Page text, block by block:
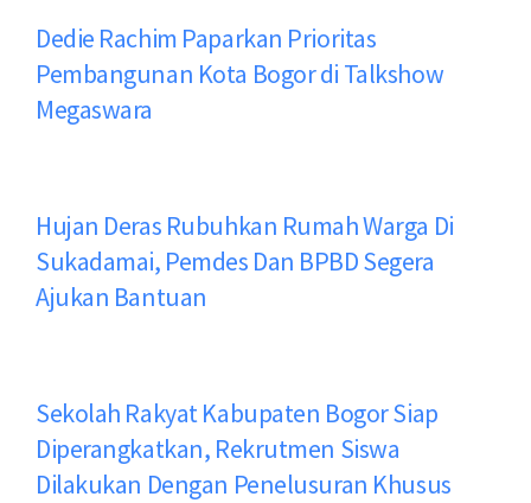
Dedie Rachim Paparkan Prioritas
Pembangunan Kota Bogor di Talkshow
Megaswara
Hujan Deras Rubuhkan Rumah Warga Di
Sukadamai, Pemdes Dan BPBD Segera
Ajukan Bantuan
Sekolah Rakyat Kabupaten Bogor Siap
Diperangkatkan, Rekrutmen Siswa
Dilakukan Dengan Penelusuran Khusus